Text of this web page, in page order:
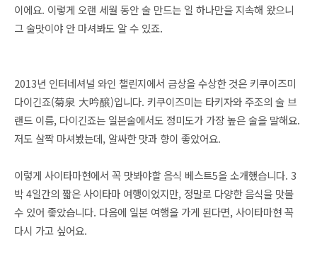
이에요. 이렇게 오랜 세월 동안 술 만드는 일 하나만을 지속해 왔으니
그 술맛이야 안 마셔봐도 알 수 있죠.
2013년 인터네셔널 와인 챌린지에서 금상을 수상한 것은 키쿠이즈미
다이긴죠(菊泉 大吟醸)입니다. 키쿠이즈미는 타키자와 주조의 술 브
랜드 이름, 다이긴죠는 일본술에서도 정미도가 가장 높은 술을 말해요.
저도 살짝 마셔봤는데, 알싸한 맛과 향이 좋았어요.
이렇게 사이타마현에서 꼭 맛봐야할 음식 베스트5을 소개했습니다. 3
박 4일간의 짧은 사이타마 여행이었지만, 정말로 다양한 음식을 맛볼
수 있어 좋았습니다. 다음에 일본 여행을 가게 된다면, 사이타마현 꼭
다시 가고 싶어요.